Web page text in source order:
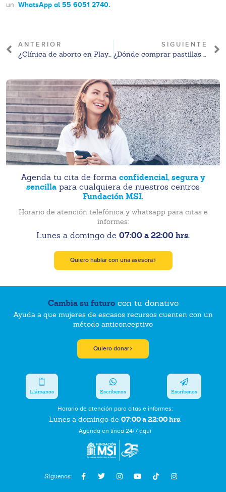
un WhatsApp al 55 6051 2740.
ANTERIOR
¿Clínica de aborto en Playa del Carmen? Conoce Fundación MSI
SIGUIENTE
¿Dónde comprar pastillas abortivas en Cancún?
Agenda tu cita de forma confidencial, segura y
sencilla para cualquiera de nuestros centros
Fundación MSI.
Horario de atención telefónica y whatsapp para citas e
informes:
Lunes a domingo de 07:00 a 22:00 hrs.
Quiero hablar con una asesora
Cambia su futurocon tu donativo
Ayuda a que mujeres de escasos recursos cuenten con un
método anticonceptivo
Quiero donar
Síguenos:
Horario de atención para citas e informes:
Lunes a domingo de 07:00 a 22:00 hrs.
Agenda en línea 24/7 aquí
Llámanos Escríbenos Escríbenos